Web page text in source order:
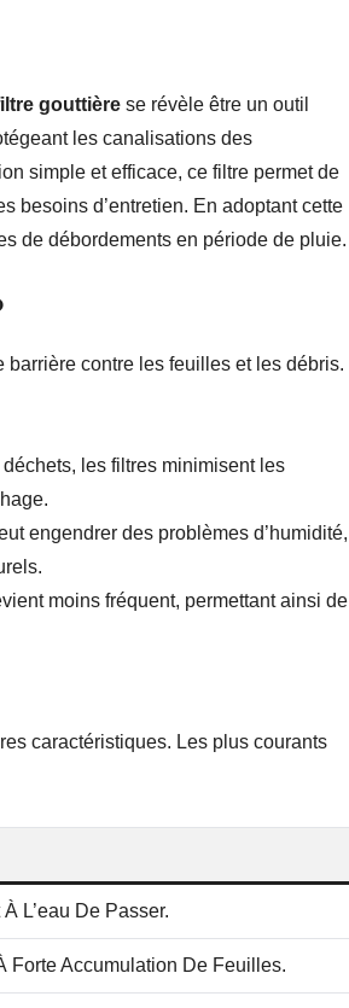
gouttière se révèle être un outil
les canalisations des
simple et efficace, ce filtre permet de
besoins d’entretien. En adoptant cette
de débordements en période de pluie.
barrière contre les feuilles et les débris.
les filtres minimisent les
engendrer des problèmes d’humidité,
moins fréquent, permettant ainsi de
caractéristiques. Les plus courants
L’eau De Passer.
Forte Accumulation De Feuilles.